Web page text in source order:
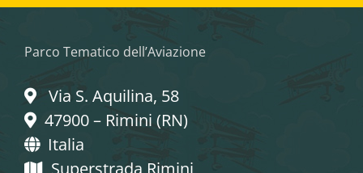
Parco Tematico dell’Aviazione
Via S. Aquilina, 58
47900 – Rimini (RN)
Italia